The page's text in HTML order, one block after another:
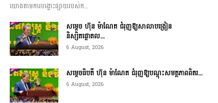
យោងតាមការបង្ហោះផ្សាយរបស់ក...
សម្តេច ហ៊ុន ម៉ាណែត ជំរុញឱ្យសាលាបង្រៀន
និស្សិតផ្តោតល...
6 August, 2026
សម្តេចធិបតី ហ៊ុន ម៉ាណែត ជំរុញឱ្យបណ្តុះសមត្ថភាពពិតរ...
6 August, 2026